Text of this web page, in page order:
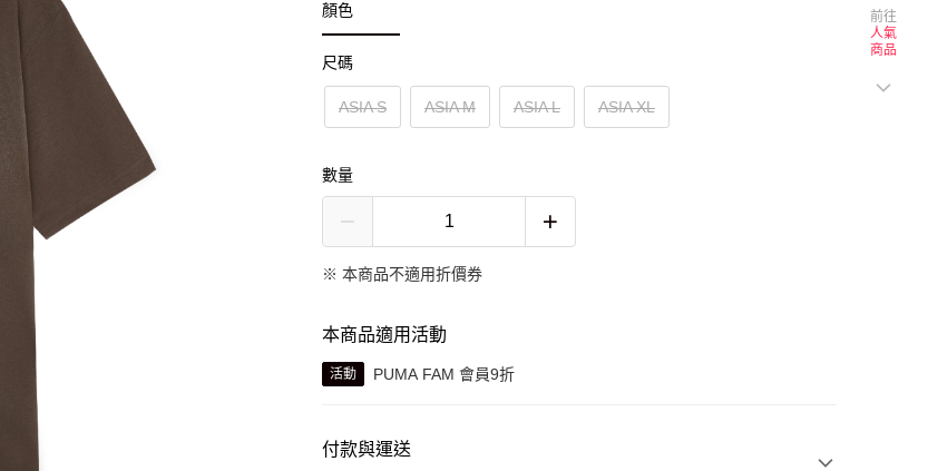
顏色
尺碼
ASIA S ASIA M ASIA L ASIA XL
數量
※ 本商品不適用折價券
本商品適用活動
活動 PUMA FAM 會員9折
付款與運送
前往
人氣
商品